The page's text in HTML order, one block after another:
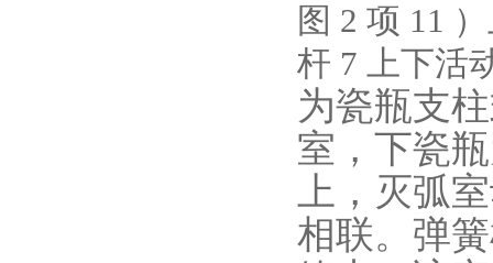
图 2 项 11
杆 7 上下活
为瓷瓶支
室，下瓷
上，灭弧
相联。弹